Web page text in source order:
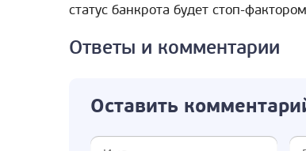
статус банкрота будет стоп-
Ответы и комментарии
Оставить